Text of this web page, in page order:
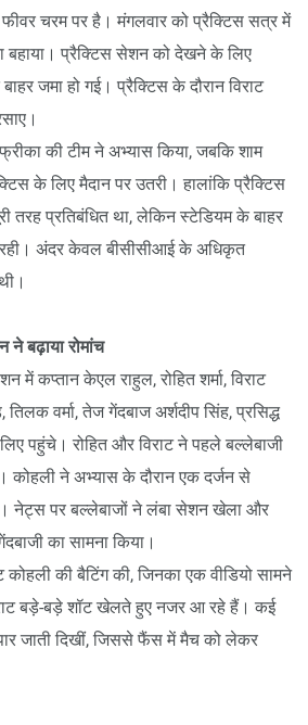
फीवर चरम पर है। मंगलवार को प्रैक्टिस सत्र में
बहाया। प्रैक्टिस सेशन को देखने के लिए
जमा हो गई। प्रैक्टिस के दौरान विराट
की टीम ने अभ्यास किया, जबकि शाम
के लिए मैदान पर उतरी। हालांकि प्रैक्टिस
तरह प्रतिबंधित था, लेकिन स्टेडियम के बाहर
अंदर केवल बीसीसीआई के अधिकृत
ने बढ़ाया रोमांच
में कप्तान केएल राहुल, रोहित शर्मा, विराट
वर्मा, तेज गेंदबाज अर्शदीप सिंह, प्रसिद्ध
पहुंचे। रोहित और विराट ने पहले बल्लेबाजी
कोहली ने अभ्यास के दौरान एक दर्जन से
नेट्स पर बल्लेबाजों ने लंबा सेशन खेला और
का सामना किया।
कोहली की बैटिंग की, जिनका एक वीडियो सामने
बड़े-बड़े शॉट खेलते हुए नजर आ रहे हैं। कई
जाती दिखीं, जिससे फैंस में मैच को लेकर